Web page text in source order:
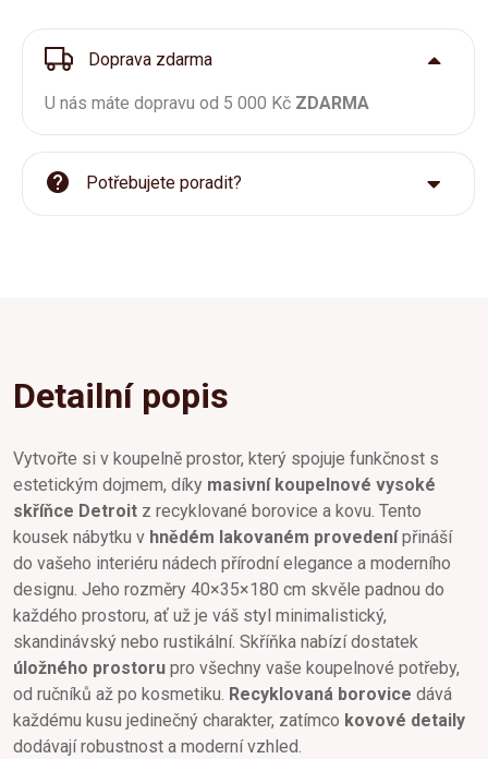
Doprava zdarma
U nás máte dopravu od 5 000 Kč ZDARMA
Potřebujete poradit?
Detailní popis
Vytvořte si v koupelně prostor, který spojuje funkčnost s
estetickým dojmem, díky masivní koupelnové vysoké
skříňce Detroit z recyklované borovice a kovu. Tento
kousek nábytku v hnědém lakovaném provedenípřináší
do vašeho interiéru nádech přírodní elegance a moderního
designu. Jeho rozměry 40×35×180 cm skvěle padnou do
každého prostoru, ať už je váš styl minimalistický,
skandinávský nebo rustikální. Skříňka nabízí dostatek
úložného prostoru pro všechny vaše koupelnové potřeby,
od ručníků až po kosmetiku. Recyklovaná borovice dává
každému kusu jedinečný charakter, zatímco kovové detaily
dodávají robustnost a moderní vzhled.